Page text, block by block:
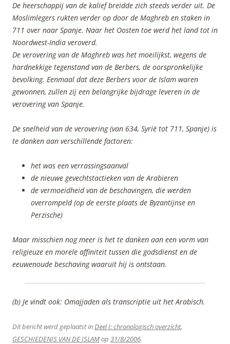
De heerschappij van de kalief breidde zich steeds verder uit. De
Moslimlegers rukten verder op door de Maghreb en staken in
711 over naar Spanje. Naar het Oosten toe werd het land tot in
Noordwest-India veroverd.
De verovering van de Maghreb was het moeilijkst, wegens de
hardnekkige tegenstand van de Berbers, de oorspronkelijke
bevolking. Eenmaal dat deze Berbers voor de Islam waren
gewonnen, zullen zij een belangrijke bijdrage leveren in de
verovering van Spanje.
De snelheid van de verovering (van 634, Syrië tot 711, Spanje) is
te danken aan verschillende factoren:
het was een verrassingsaanval
de nieuwe gevechtstactieken van de Arabieren
de vermoeidheid van de beschavingen, die werden
overrompeld (op de eerste plaats de Byzantijnse en
Perzische)
Maar misschien nog meer is het te danken aan een vorm van
religieuze en morele affiniteit tussen die godsdienst en de
eeuwenoude beschaving waaruit hij is ontstaan.
(b) Je vindt ook: Omajjaden als transcriptie uit het Arabisch.
Dit bericht werd geplaatst inDeel I: chronologisch overzicht,
GESCHIEDENIS VAN DE ISLAMop 31/8/2006.